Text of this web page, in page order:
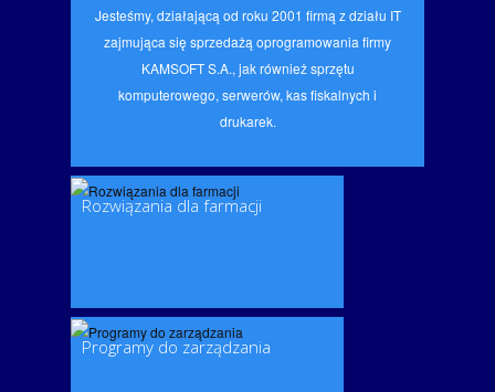
Jesteśmy, działającą od roku 2001 firmą z działu IT
zajmująca się sprzedażą oprogramowania firmy
KAMSOFT S.A., jak również sprzętu
komputerowego, serwerów, kas fiskalnych i
drukarek.
Rozwiązania dla farmacji
Programy do zarządzania